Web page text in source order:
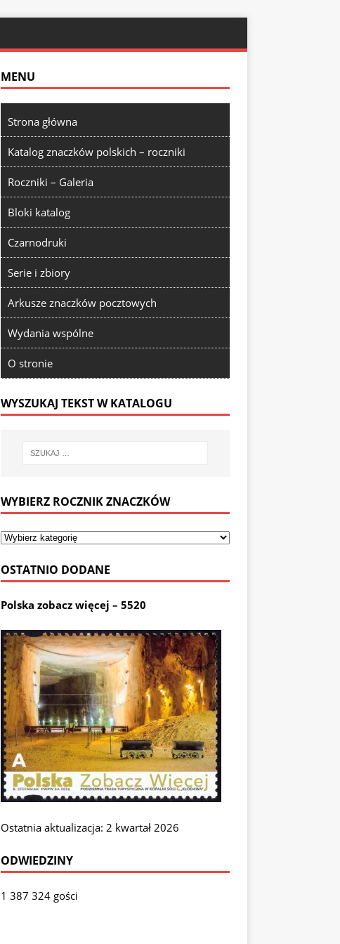
MENU
Strona główna
Katalog znaczków polskich – roczniki
Roczniki – Galeria
Bloki katalog
Czarnodruki
Serie i zbiory
Arkusze znaczków pocztowych
Wydania wspólne
O stronie
WYSZUKAJ TEKST W KATALOGU
WYBIERZ ROCZNIK ZNACZKÓW
OSTATNIO DODANE
Polska zobacz więcej – 5520
Ostatnia aktualizacja: 2 kwartał 2026
ODWIEDZINY
1 387 324 gości